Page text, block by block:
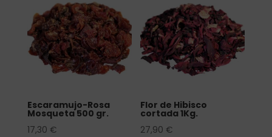
Escaramujo-Rosa
Mosqueta 500 gr.
17,30 €
Flor de Hibisco
cortada 1Kg.
27,90 €